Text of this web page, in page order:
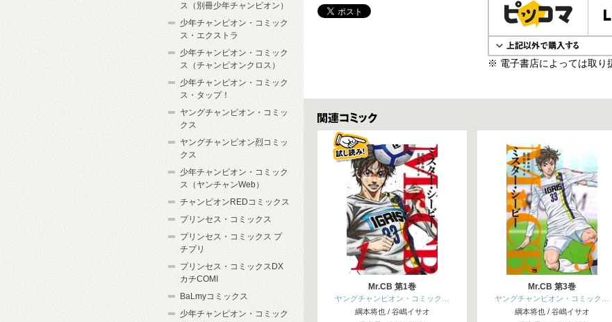
※ 電子書店によっては取り
関連コミックス
Mr.CB 第1巻
ヤングチャンピオン・コミック…
綱本将也 / 谷嶋イサオ
Mr.CB 第3巻
ヤングチャンピオン・コミック…
綱本将也 / 谷嶋イサオ
ス（別冊少年チャンピオン）
少年チャンピオン・コミック
ス・エクストラ
少年チャンピオン・コミック
ス（チャンピオンクロス）
少年チャンピオン・コミック
ス・タップ！
ヤングチャンピオン・コミッ
クス
ヤングチャンピオン烈コミッ
クス
少年チャンピオン・コミック
ス（ヤンチャンWeb）
チャンピオンREDコミックス
プリンセス・コミックス
プリンセス・コミックス プ
チプリ
プリンセス・コミックスDX
カチCOMI
BaLmyコミックス
少年チャンピオン・コミック